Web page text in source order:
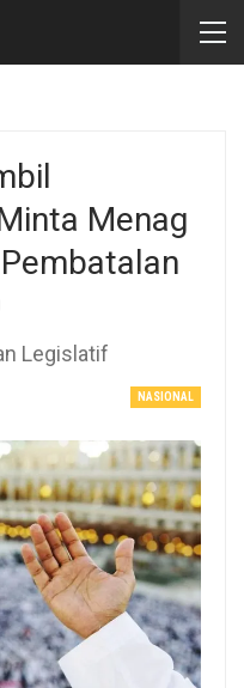
Menag
Legislatif
NASIONAL